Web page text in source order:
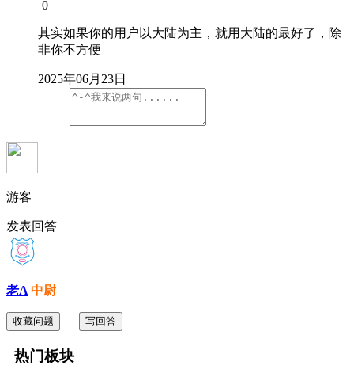
0
其实如果你的用户以大陆为主，就用大陆的最好了，除
非你不方便
2025年06月23日
游客
发表回答
老A中尉
收藏问题 写回答
热门板块